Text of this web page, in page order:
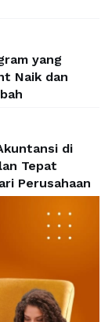
yang
Naik dan
di
Tepat
Perusahaan